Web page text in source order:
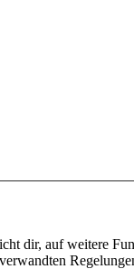
dir, auf weitere